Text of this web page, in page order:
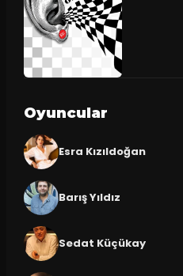
Oyuncular
Esra Kızıldoğan
Barış Yıldız
Sedat Küçükay